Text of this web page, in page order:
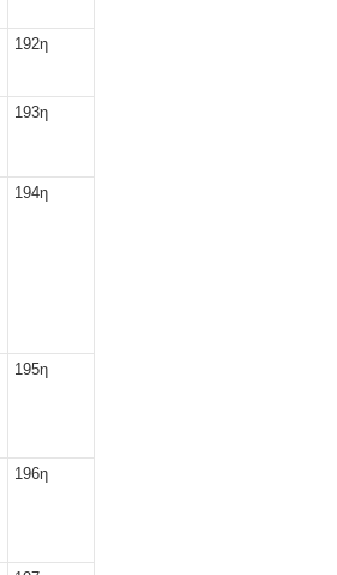
192η
193η
194η
195η
196η